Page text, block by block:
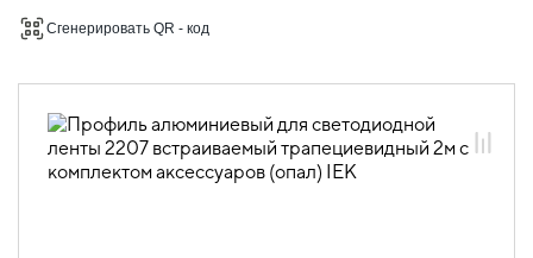
Сгенерировать QR - код